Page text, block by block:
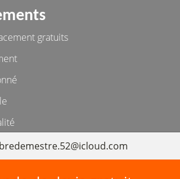
gratuits